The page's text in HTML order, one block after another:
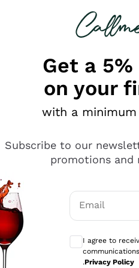
looking for
diversi e con un
Get a
on your
with a
Subscribe to our
promotions and
Email
I agree to
.Privacy Policy